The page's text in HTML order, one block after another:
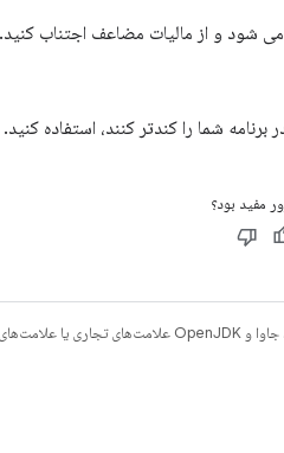
شود و از مالیات مضاعف اجتناب کنید.
شما را کندتر کنند، استفاده کنید.
مفید بود؟